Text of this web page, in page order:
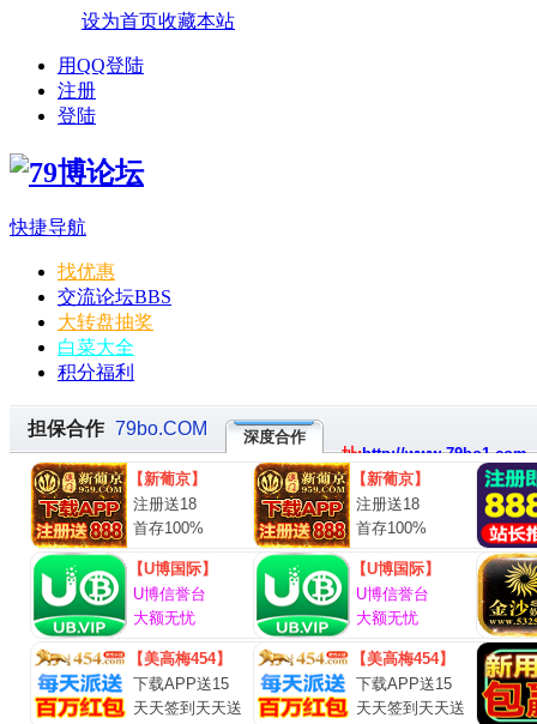
设为首页收藏本站
用QQ登陆
注册
登陆
快捷导航
找优惠
交流论坛BBS
大转盘抽奖
白菜大全
积分福利